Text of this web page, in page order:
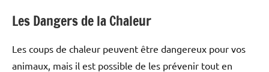
Les Dangers de la Chaleur
Les coups de chaleur peuvent être dangereux pour vos
animaux, mais il est possible de les prévenir tout en